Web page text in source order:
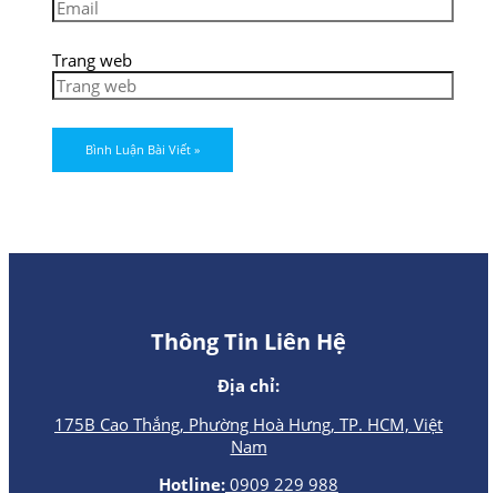
Trang web
Thông Tin Liên Hệ
Địa chỉ:
175B Cao Thắng, Phường Hoà Hưng, TP. HCM, Việt
Nam
Hotline: 0909 229 988